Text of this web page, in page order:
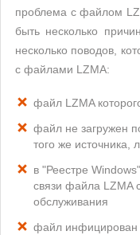
проблема с файлом
быть несколько
несколько поводов,
с файлами LZMA:
файл LZMA
файл не загружен
того же
в "Реестре
связи файла LZMA
обслуживания
файл инфицирован